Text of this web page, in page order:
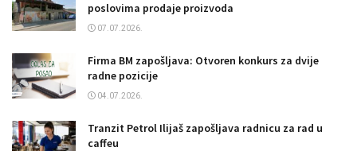
poslovima prodaje proizvoda
07.07.2026.
Firma BM zapošljava: Otvoren konkurs za dvije
radne pozicije
04.07.2026.
Tranzit Petrol Ilijaš zapošljava radnicu za rad u
caffeu